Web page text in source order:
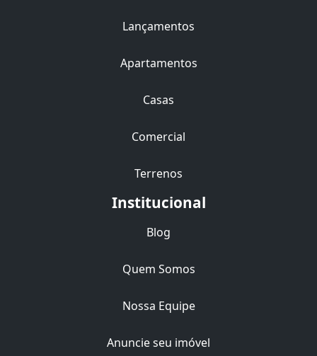
Lançamentos
Apartamentos
Casas
Comercial
Terrenos
Institucional
Blog
Quem Somos
Nossa Equipe
Anuncie seu imóvel